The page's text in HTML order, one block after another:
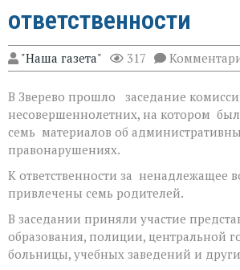
ответственности
"Наша газета" 317
В Зверево прошло заседание
несовершеннолетних, на котором
семь материалов об
правонарушениях.
К ответственности за ненадлежащее
привлечены семь родителей.
В заседании приняли участие
образования, полиции, центральной
больницы, учебных заведений и